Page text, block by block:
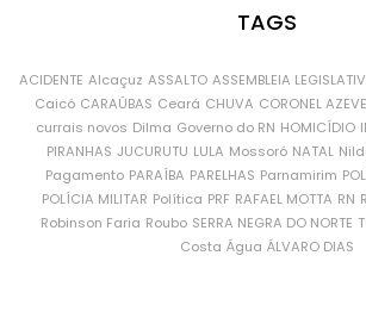
TAGS
ACIDENTE Alcaçuz ASSALTO ASSEMBLEIA
Caicó CARAÚBAS Ceará CHUVA CORONEL
currais novos Dilma Governo do RN HOMICÍDIO
PIRANHAS JUCURUTU LULA Mossoró NATAL
Pagamento PARAÍBA PARELHAS Parnamirim
POLÍCIA MILITAR Política PRF RAFAEL MOTTA RN
Robinson Faria Roubo SERRA NEGRA DO NORTE
Costa Água ÁLVARO DIAS